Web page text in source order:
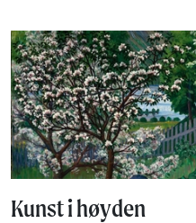
Kunst i høyden